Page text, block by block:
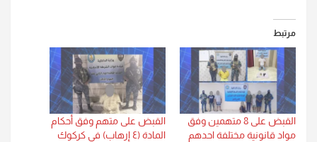
مرتبط
القبض على 8 متهمين وفق
مواد قانونية مختلفة احدهم
القبض على متهم وفق أحكام
المادة (٤ إرهاب) في كركوك